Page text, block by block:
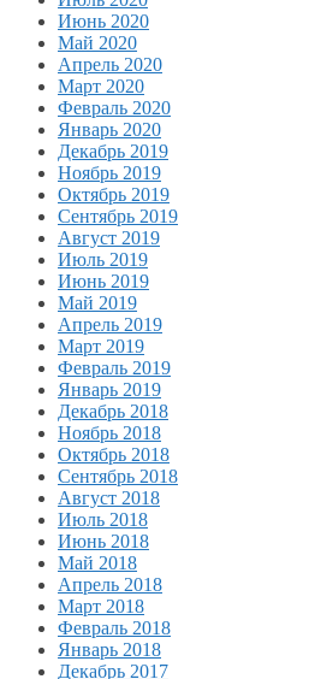
Июнь 2020
Май 2020
Апрель 2020
Март 2020
Февраль 2020
Январь 2020
Декабрь 2019
Ноябрь 2019
Октябрь 2019
Сентябрь 2019
Август 2019
Июль 2019
Июнь 2019
Май 2019
Апрель 2019
Март 2019
Февраль 2019
Январь 2019
Декабрь 2018
Ноябрь 2018
Октябрь 2018
Сентябрь 2018
Август 2018
Июль 2018
Июнь 2018
Май 2018
Апрель 2018
Март 2018
Февраль 2018
Январь 2018
Декабрь 2017